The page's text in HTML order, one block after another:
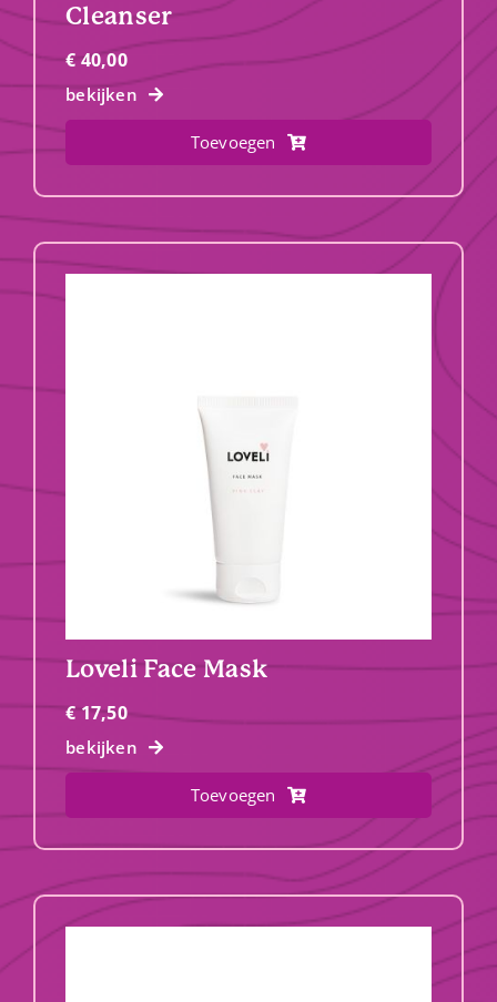
Cleanser
€ 40,00
bekijken
Toevoegen
Loveli Face Mask
€17,50
bekijken
Toevoegen